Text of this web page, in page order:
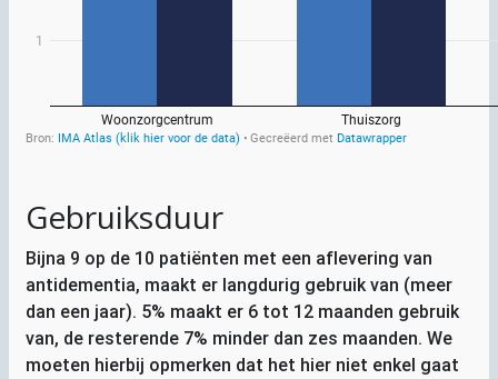
Gebruiksduur
Bijna 9 op de 10 patiënten met een aflevering van
antidementia, maakt er langdurig gebruik van (meer
dan een jaar). 5% maakt er 6 tot 12 maanden gebruik
van, de resterende 7% minder dan zes maanden. We
moeten hierbij opmerken dat het hier niet enkel gaat